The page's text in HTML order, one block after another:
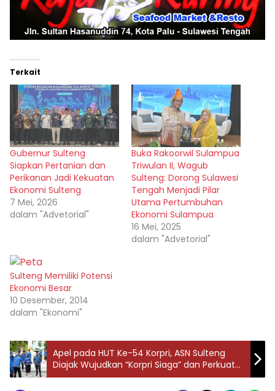
Terkait
Gubernur Sulteng
Siapkan Pertanian dan
Perikanan Jadi Kekuatan
Ekonomi Sulteng
7 Mei, 2026
dalam "Advetorial"
Buka Rakoorwil Sulampua
Triwulan II, Wagub
Sulteng: Dorong Sulawesi
Tengah Menjadi Pilar
Utama Pertumbuhan
Ekonomi Sulampua
16 Mei, 2025
dalam "Advetorial"
Sulteng Memiliki Potensi
Ekonomi Besar
10 Desember, 2014
dalam "Ekonomi"
Apel pada HUT Ke-54 Korpri, ASN Sulteng
Diajak Wujudkan “Korpri Siaga” dan Perkuat
Solidaritas Kebangsaan